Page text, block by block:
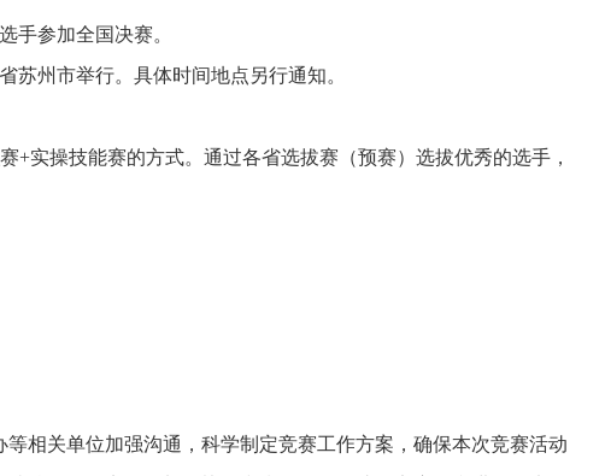
参加全国决赛。
州市举行。具体时间地点另行通知。
操技能赛的方式。通过各省选拔赛（预赛）选拔优秀的选手，
相关单位加强沟通，科学制定竞赛工作方案，确保本次竞赛活动